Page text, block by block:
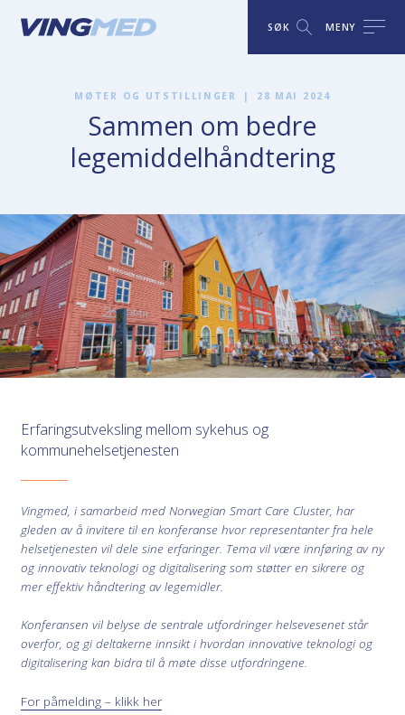
SØK MENY
MØTER OG UTSTILLINGER | 28 MAI 2024
Sammen om bedre
legemiddelhåndtering
Erfaringsutveksling mellom sykehus og
kommunehelsetjenesten
Vingmed, i samarbeid med Norwegian Smart Care Cluster, har
gleden av å invitere til en konferanse hvor representanter fra hele
helsetjenesten vil dele sine erfaringer. Tema vil være innføring av ny
og innovativ teknologi og digitalisering som støtter en sikrere og
mer effektiv håndtering av legemidler.
Konferansen vil belyse de sentrale utfordringer helsevesenet står
overfor, og gi deltakerne innsikt i hvordan innovative teknologi og
digitalisering kan bidra til å møte disse utfordringene.
For påmelding – klikk her